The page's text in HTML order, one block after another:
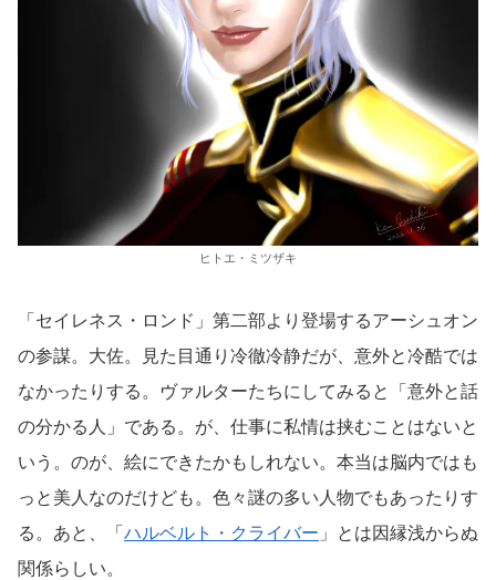
ヒトエ・ミツザキ
「セイレネス・ロンド」第二部より登場するアーシュオン
の参謀。大佐。見た目通り冷徹冷静だが、意外と冷酷では
なかったりする。ヴァルターたちにしてみると「意外と話
の分かる人」である。が、仕事に私情は挟むことはないと
いう。のが、絵にできたかもしれない。本当は脳内ではも
っと美人なのだけども。色々謎の多い人物でもあったりす
る。あと、「 ハルベルト・クライバー 」とは因縁浅からぬ
関係らしい。